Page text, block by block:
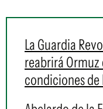
La Guardia
reabrirá Ormuz
condiciones de